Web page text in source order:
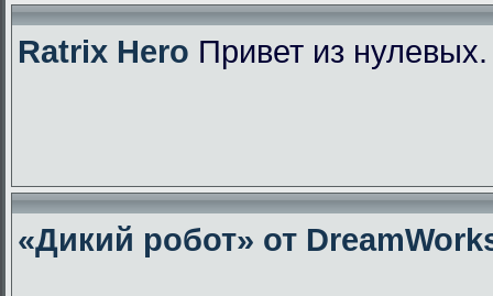
Ratrix Hero Привет из
«Дикий робот» от